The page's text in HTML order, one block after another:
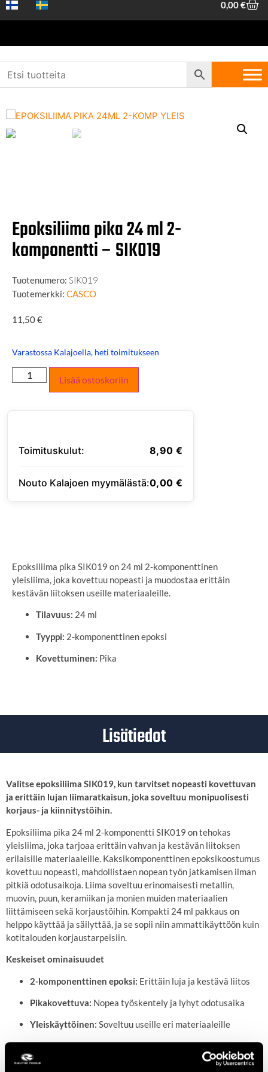
0,00€
Etusivu Koneet ja työkalut Yleistarvikkeet ja kemikaalit
Tekniset
/ Epoksiliima pika 24 ml 2-komponentti – SIK019
Epoksiliima pika 24 ml 2-
komponentti – SIK019
Tuotenumero: SIK019
Tuotemerkki: CASCO
11,50€
Varastossa Kalajoella, heti toimitukseen
Lisää ostoskoriin
Toimituskulut: 8,90 €
Nouto Kalajoen myymälästä:0,00 €
Epoksiliima pika SIK019 on 24 ml 2-komponenttinen
yleisliima, joka kovettuu nopeasti ja muodostaa erittäin
kestävän liitoksen useille materiaaleille.
Tilavuus: 24 ml
Tyyppi: 2-komponenttinen epoksi
Kovettuminen: Pika
Lisätiedot
Valitse epoksiliima SIK019, kun tarvitset nopeasti kovettuvan
ja erittäin lujan liimaratkaisun, joka soveltuu monipuolisesti
korjaus- ja kiinnitystöihin.
Epoksiliima pika 24 ml 2-komponentti SIK019 on tehokas
yleisliima, joka tarjoaa erittäin vahvan ja kestävän liitoksen
erilaisille materiaaleille. Kaksikomponenttinen epoksikoostumus
kovettuu nopeasti, mahdollistaen nopean työn jatkamisen ilman
pitkiä odotusaikoja. Liima soveltuu erinomaisesti metallin,
muovin, puun, keramiikan ja monien muiden materiaalien
liittämiseen sekä korjaustöihin. Kompakti 24 ml pakkaus on
helppo käyttää ja säilyttää, ja se sopii niin ammattikäyttöön kuin
kotitalouden korjaustarpeisiin.
Keskeiset ominaisuudet
2-komponenttinen epoksi: Erittäin luja ja kestävä liitos
Pikakovettuva: Nopea työskentely ja lyhyt odotusaika
Yleiskäyttöinen: Soveltuu useille eri materiaaleille
Pieni pakkaus:24 ml helppoihin ja tarkkoihin töihin
Luotettava lopputulos: Kestää kuormitusta ja käyttöä